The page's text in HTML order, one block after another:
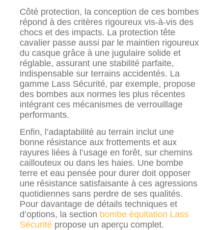
Côté protection, la conception de ces bombes
répond à des critères rigoureux vis-à-vis des
chocs et des impacts. La protection tête
cavalier passe aussi par le maintien rigoureux
du casque grâce à une jugulaire solide et
réglable, assurant une stabilité parfaite,
indispensable sur terrains accidentés. La
gamme Lass Sécurité, par exemple, propose
des bombes aux normes les plus récentes
intégrant ces mécanismes de verrouillage
performants.
Enfin, l’adaptabilité au terrain inclut une
bonne résistance aux frottements et aux
rayures liées à l’usage en forêt, sur chemins
caillouteux ou dans les haies. Une bombe
terre et eau pensée pour durer doit opposer
une résistance satisfaisante à ces agressions
quotidiennes sans perdre de ses qualités.
Pour davantage de détails techniques et
d’options, la section bombe équitation Lass
Sécurité propose un aperçu complet.